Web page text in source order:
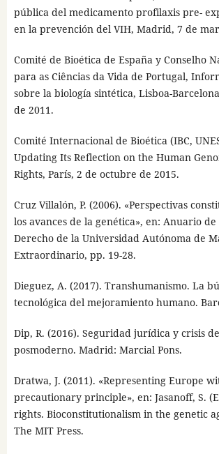
pública del medicamento profilaxis pre-
en la prevención del VIH, Madrid, 7 de
Comité de Bioética de España y Conselho
para as Ciências da Vida de Portugal,
sobre la biología sintética, Lisboa-
de 2011.
Comité Internacional de Bioética (IBC,
Updating Its Reflection on the Human
Rights, París, 2 de octubre de 2015.
Cruz Villalón, P. (2006). «Perspectivas
los avances de la genética», en: Anuario
Derecho de la Universidad Autónoma de
Extraordinario, pp. 19-28.
Dieguez, A. (2017). Transhumanismo. La
tecnológica del mejoramiento humano.
Dip, R. (2016). Seguridad jurídica y crisis
posmoderno. Madrid: Marcial Pons.
Dratwa, J. (2011). «Representing Europe
precautionary principle», en: Jasanoff, S.
rights. Bioconstitutionalism in the genetic
The MIT Press.